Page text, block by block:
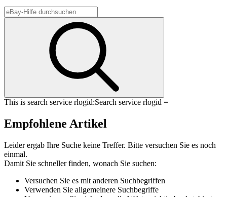
This is search service rlogid:Search service rlogid =
Empfohlene Artikel
Leider ergab Ihre Suche keine Treffer. Bitte versuchen Sie es noch
einmal.
Damit Sie schneller finden, wonach Sie suchen:
Versuchen Sie es mit anderen Suchbegriffen
Verwenden Sie allgemeinere Suchbegriffe